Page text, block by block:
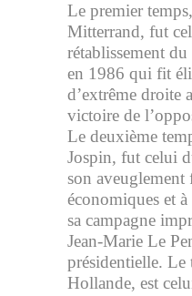
Le premier
Mitterrand, fut
rétablissement
en 1986 qui fit
d’extrême droite
victoire de
Le deuxième
Jospin, fut celui
son
économiques et
sa campagne
Jean-Marie Le
présidentielle. Le
Hollande, est